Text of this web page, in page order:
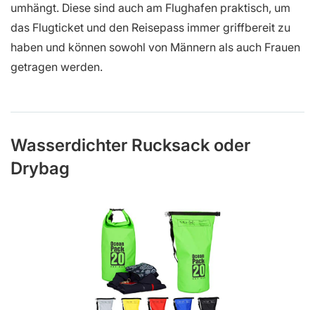
umhängt. Diese sind auch am Flughafen praktisch, um
das Flugticket und den Reisepass immer griffbereit zu
haben und können sowohl von Männern als auch Frauen
getragen werden.
Wasserdichter Rucksack oder
Drybag